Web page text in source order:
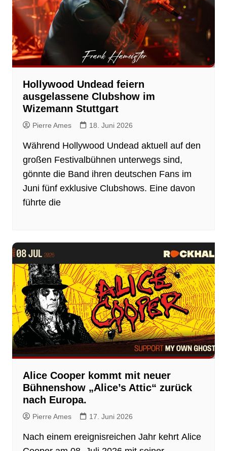
Hollywood Undead feiern
ausgelassene Clubshow im
Wizemann Stuttgart
Pierre Ames 18. Juni 2026
Während Hollywood Undead aktuell auf den
großen Festivalbühnen unterwegs sind,
gönnte die Band ihren deutschen Fans im
Juni fünf exklusive Clubshows. Eine davon
führte die
Alice Cooper kommt mit neuer
Bühnenshow „Alice’s Attic“ zurück
nach Europa.
Pierre Ames 17. Juni 2026
Nach einem ereignisreichen Jahr kehrt Alice